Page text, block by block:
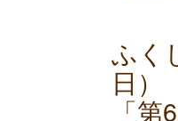
ふく
日）
「